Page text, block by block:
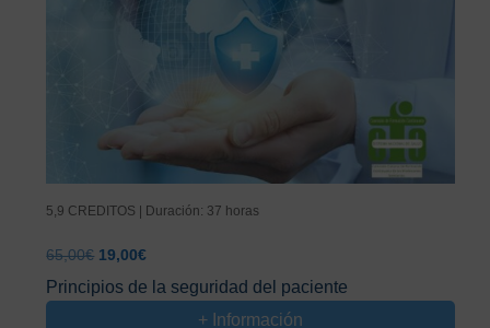
5,9 CREDITOS | Duración: 37 horas
65,00€ El
precio
original
19,00€El
precio
actual
Principios de la seguridad del paciente
+ Información